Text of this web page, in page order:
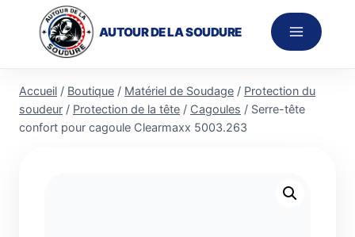
contenu
AUTOUR DE LA SOUDURE
Accueil / Boutique / Matériel de Soudage / Protection du
soudeur / Protection de la tête / Cagoules / Serre-tête
confort pour cagoule Clearmaxx 5003.263